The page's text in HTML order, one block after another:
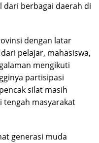
dari berbagai daerah di
dengan latar
pelajar, mahasiswa,
mengikuti
partisipasi
silat masih
tengah masyarakat
generasi muda